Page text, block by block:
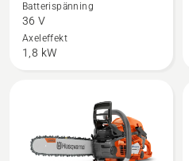
om
542i
XP®
Batterispänning
36 V
Axeleffekt
1,8 kW